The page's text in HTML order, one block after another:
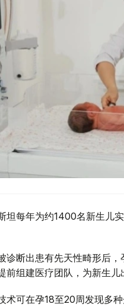
坦每年为约1400名新生儿
诊断出患有先天性畸形后
前组建医疗团队，为新生儿
术可在孕18至20周发现多